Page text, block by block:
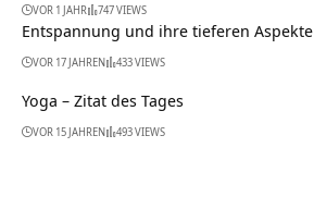
VOR 1 JAHR 747 VIEWS
Entspannung und ihre tieferen Aspekte
VOR 17 JAHREN 433 VIEWS
Yoga – Zitat des Tages
VOR 15 JAHREN 493 VIEWS